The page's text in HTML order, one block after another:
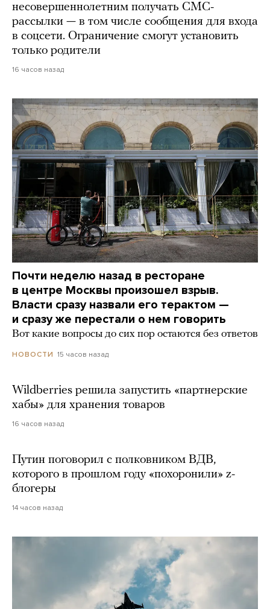
несовершеннолетним получать СМС-
рассылки — в том числе сообщения для входа
в соцсети. Ограничение смогут установить
только родители
16 часов назад
Почти неделю назад в ресторане
в центре Москвы произошел взрыв.
Власти сразу назвали его терактом —
и сразу же перестали о нем говорить
Вот какие вопросы до сих пор остаются без ответов
НОВОСТИ 15 часов назад
Wildberries решила запустить «партнерские
хабы» для хранения товаров
16 часов назад
Путин поговорил с полковником ВДВ,
которого в прошлом году «похоронили» z-
блогеры
14 часов назад